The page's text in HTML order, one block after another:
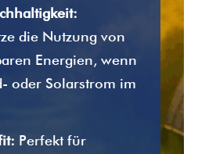
die Nutzung von
Energien, wenn
oder Solarstrom im
Perfekt für